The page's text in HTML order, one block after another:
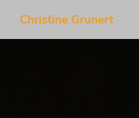
Christine Grunert